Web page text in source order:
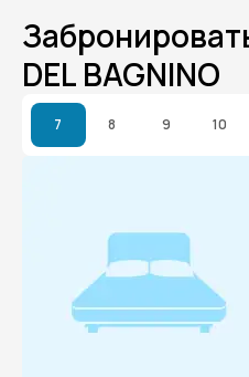
DEL BAGNINO
7 8 9 10